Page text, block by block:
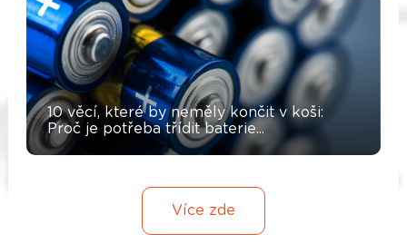
10 věcí, které by neměly končit v koši:
Proč je potřeba třídit baterie...
Více zde